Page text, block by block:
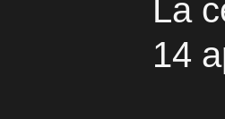
La
14